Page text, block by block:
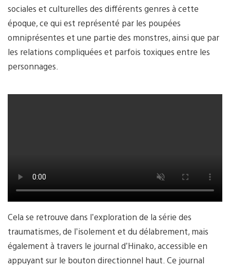
sociales et culturelles des différents genres à cette
époque, ce qui est représenté par les poupées
omniprésentes et une partie des monstres, ainsi que par
les relations compliquées et parfois toxiques entre les
personnages.
Cela se retrouve dans l’exploration de la série des
traumatismes, de l’isolement et du délabrement, mais
également à travers le journal d’Hinako, accessible en
appuyant sur le bouton directionnel haut. Ce journal